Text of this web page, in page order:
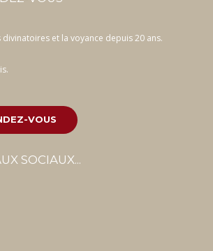
et la voyance depuis 20 ans.
VOUS
SOCIAUX...